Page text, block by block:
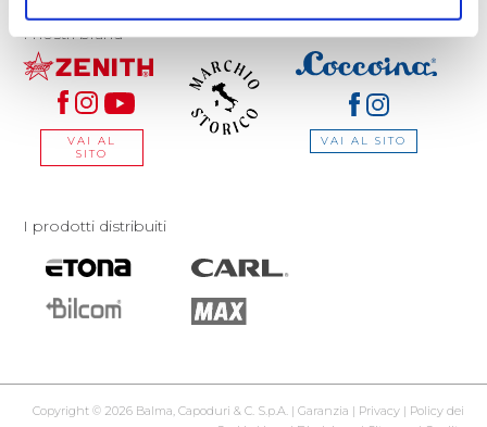
I nostri brand
VAI AL
SITO
VAI AL SITO
I prodotti distribuiti
Copyright © 2026 Balma, Capoduri & C. S.p.A. | Garanzia | Privacy | Policy dei